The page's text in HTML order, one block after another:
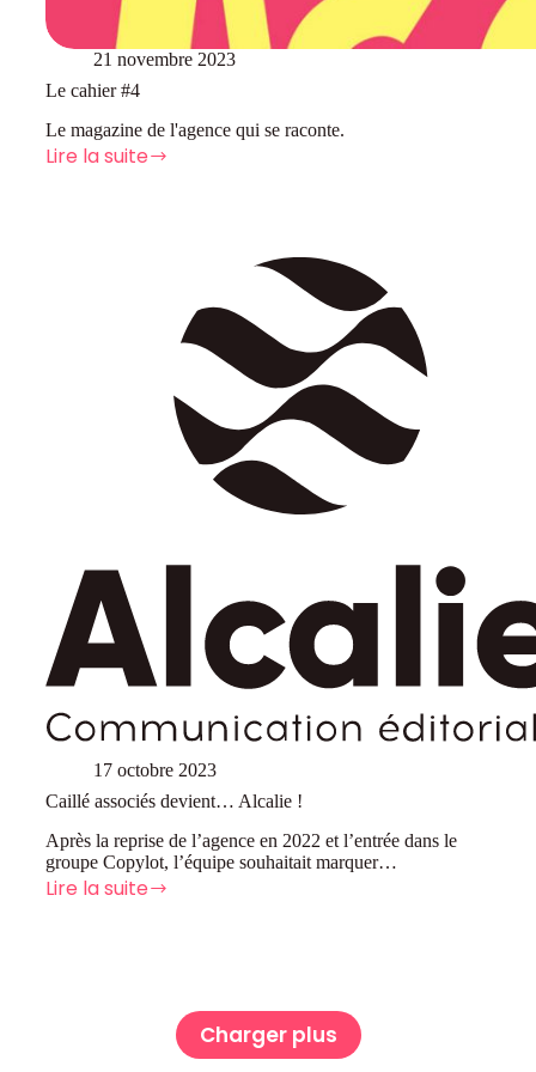
21 novembre 2023
Le cahier #4
Le magazine de l'agence qui se raconte.
Lire la suite
Le
17 octobre 2023
Caillé associés devient… Alcalie !
Après la reprise de l’agence en 2022 et l’entrée dans le
groupe Copylot, l’équipe souhaitait marquer…
Lire la suite
Caillé
Charger plus